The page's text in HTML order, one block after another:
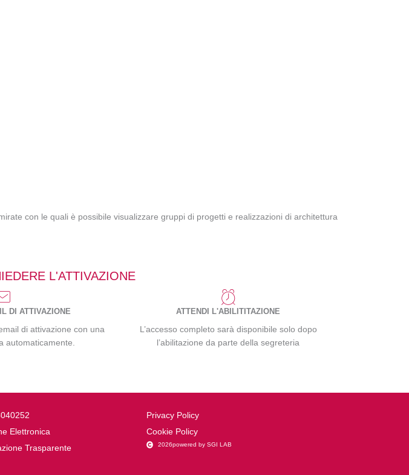
con le quali è possibile visualizzare gruppi di progetti e realizzazioni di architettura
L'ATTIVAZIONE
DI ATTIVAZIONE
di attivazione con una
automaticamente.
ATTENDI L'ABILITITAZIONE
L’accesso completo sarà disponibile solo dopo
l’abilitazione da parte della segreteria
Elettronica
Trasparente
Privacy Policy
Cookie Policy
2026powered by SGI LAB